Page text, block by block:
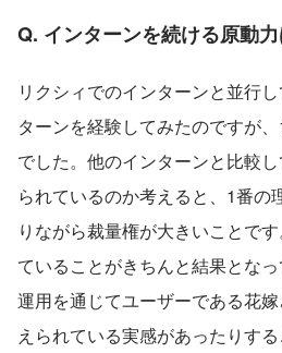
Q. インターンを続ける原動力
リクシィでのインターンと並行
ターンを経験してみたのですが
でした。他のインターンと比較
られているのか考えると、1番の
りながら裁量権が大きいことで
ていることがきちんと結果とな
運用を通じてユーザーである花
えられている実感があったりす